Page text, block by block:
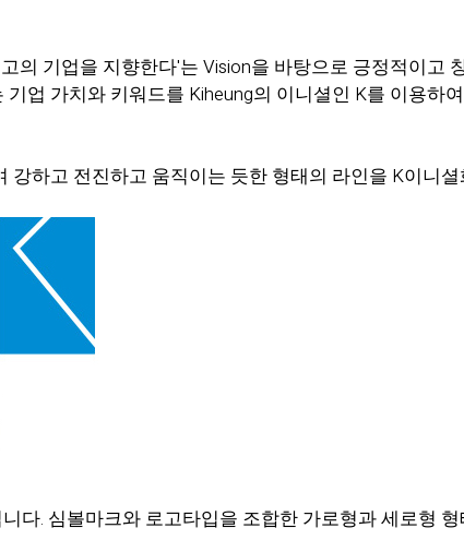
의 기업을 지향한다'는 Vision을 바탕으로 긍정적이고
업 가치와 키워드를 Kiheung의 이니셜인 K를 이용하
하고 전진하고 움직이는 듯한 형태의 라인을 K이니
다. 심볼마크와 로고타입을 조합한 가로형과 세로형